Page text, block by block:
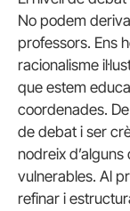
No podem
professors. Ens
racionalisme
que estem
coordenades.
de debat i ser
nodreix
vulnerables. Al
refinar i